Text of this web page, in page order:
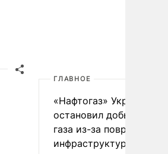
ГЛАВНОЕ
«Нафтогаз» Украины
остановил добычу
газа из-за повреждения
инфраструктуры